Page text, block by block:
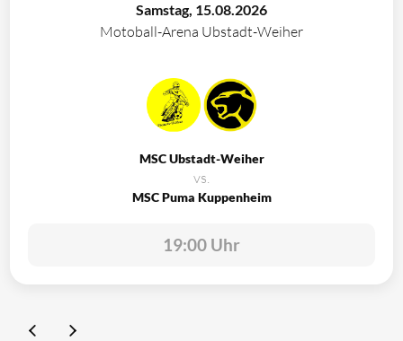
Samstag, 15.08.2026
Motoball-Arena Ubstadt-Weiher
MSC Ubstadt-Weiher
vs.
MSC Puma Kuppenheim
19:00 Uhr